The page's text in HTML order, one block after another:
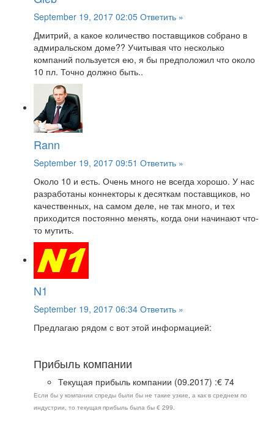
September 19, 2017 02:05 Ответить »
Дмитрий, а какое количество поставщиков собрано в
адмиральском доме?? Учитывая что несколько
компаний пользуется ею, я бы предположил что около
10 пл. Точно должно быть..
Rann
September 19, 2017 09:51 Ответить »
Около 10 и есть. Очень много не всегда хорошо. У нас
разработаны коннекторы к десяткам поставщиков, но
качественных, на самом деле, не так много, и тех
приходится постоянно менять, когда они начинают что-
то мутить.
N1
September 19, 2017 06:34 Ответить »
Предлагаю рядом с вот этой информацией:
Прибыль компании
Текущая прибыль компании (09.2017) :€ 74
Если бы у компании спреды были бы не такие узкие, а как в среднем по
индустрии, то текущая прибыль была бы € 299.